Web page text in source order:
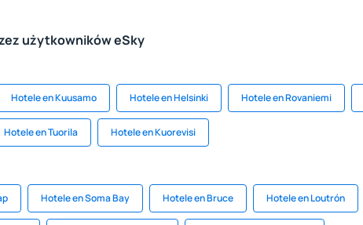
użytkowników eSky
Hotele en Kuusamo Hotele en Helsinki Hotele en Rovaniemi
Hotele en Tuorila Hotele en Kuorevisi
Hotele en Soma Bay Hotele en Bruce Hotele en Loutrón